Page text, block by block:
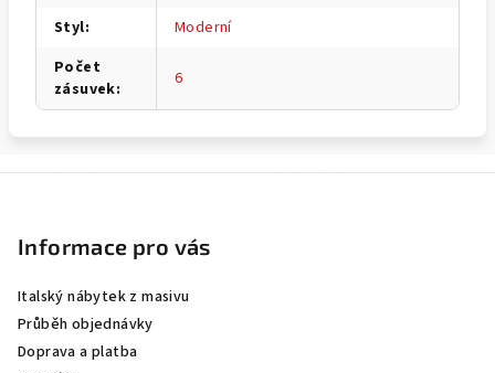
Styl:
Moderní
Počet
zásuvek: 6
Informace pro vás
Italský nábytek z masivu
Průběh objednávky
Doprava a platba